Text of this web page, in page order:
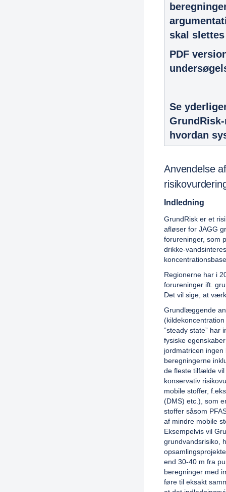
skal
PDF
Se
hvordan
Anvendelse
Indledning
GrundRisk er et
afløser for JAGG
forureninger, som
drikke-
Regionerne har i
forureninger ift.
Det vil sige, at
Grundlæggende
”steady state” har
fysiske
jordmatricen
beregningerne
de fleste tilfælde
konservativ
mobile stoffer,
(DMS) etc.), som
stoffer såsom
af mindre mobile
Eksempelvis vil
grundvandsrisiko,
end 30-40 m fra
beregninger med
føre til eksakt